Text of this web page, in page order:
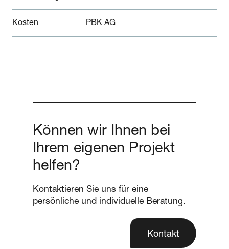
Kosten PBK AG
Können wir Ihnen bei
Ihrem eigenen Projekt
helfen?
Kontaktieren Sie uns für eine
persönliche und individuelle Beratung.
Kontakt